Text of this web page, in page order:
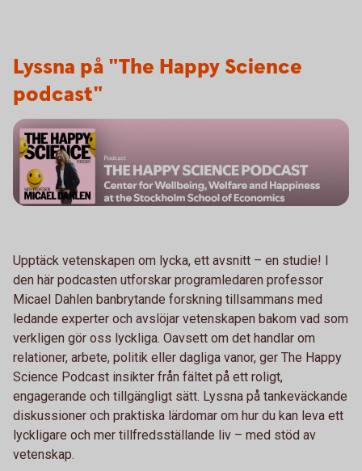
Lyssna på "The Happy Science
podcast"
Upptäck vetenskapen om lycka, ett avsnitt – en studie! I
den här podcasten utforskar programledaren professor
Micael Dahlen banbrytande forskning tillsammans med
ledande experter och avslöjar vetenskapen bakom vad som
verkligen gör oss lyckliga. Oavsett om det handlar om
relationer, arbete, politik eller dagliga vanor, ger The Happy
Science Podcast insikter från fältet på ett roligt,
engagerande och tillgängligt sätt. Lyssna på tankeväckande
diskussioner och praktiska lärdomar om hur du kan leva ett
lyckligare och mer tillfredsställande liv – med stöd av
vetenskap.